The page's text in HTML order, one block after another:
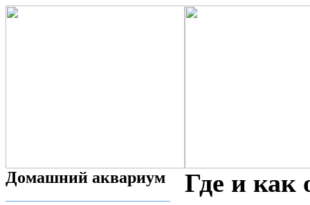
Домашний аквариум
Где и как